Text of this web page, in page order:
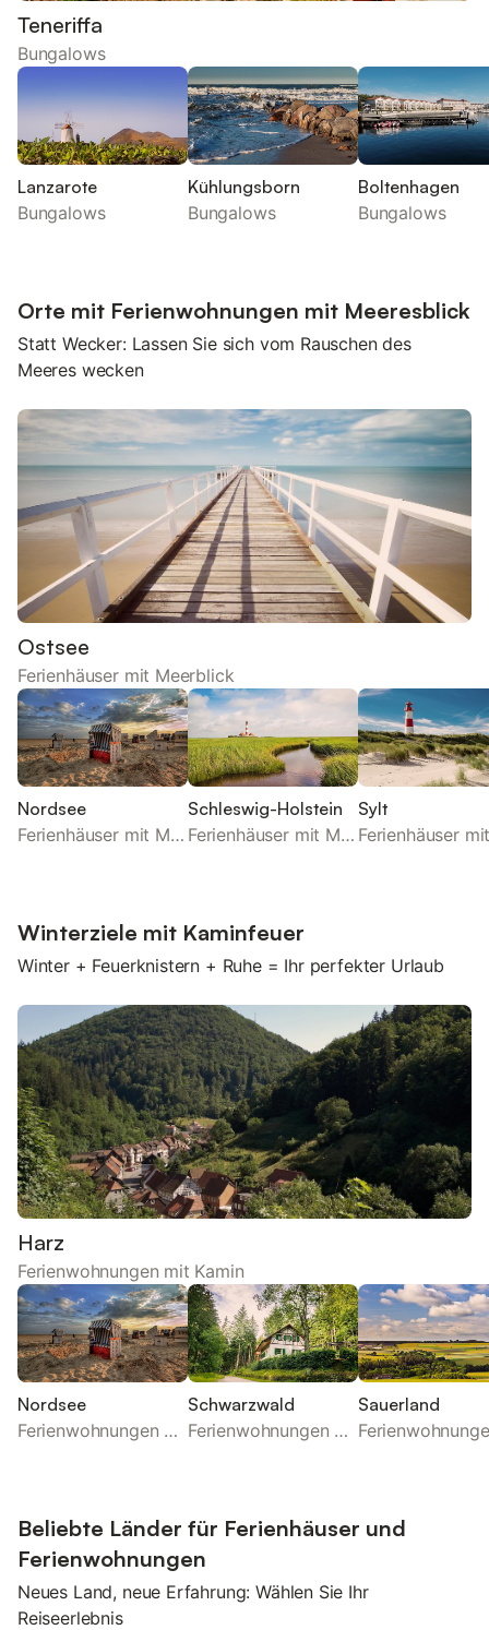
Teneriffa
Bungalows
Lanzarote
Bungalows
Kühlungsborn
Bungalows
Boltenhagen
Bungalows
Orte mit Ferienwohnungen mit Meeresblick
Statt Wecker: Lassen Sie sich vom Rauschen des
Meeres wecken
Ostsee
Ferienhäuser mit Meerblick
Nordsee
Ferienhäuser mit Meerblick
Schleswig-Holstein
Ferienhäuser mit Meerblick
Sylt
Winterziele mit Kaminfeuer
Winter + Feuerknistern + Ruhe = Ihr perfekter Urlaub
Harz
Ferienwohnungen mit Kamin
Nordsee
Ferienwohnungen mit Kamin
Schwarzwald
Ferienwohnungen mit Kamin
Sauerland
Beliebte Länder für Ferienhäuser und
Ferienwohnungen
Neues Land, neue Erfahrung: Wählen Sie Ihr
Reiseerlebnis